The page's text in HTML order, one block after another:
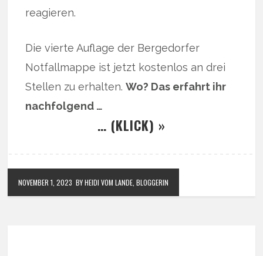
reagieren.
Die vierte Auflage der Bergedorfer
Notfallmappe ist jetzt kostenlos an drei
Stellen zu erhalten.Wo? Das erfahrt ihr
nachfolgend …
… (KLICK) »
NOVEMBER 1, 2023 BY HEIDI VOM LANDE, BLOGGERIN